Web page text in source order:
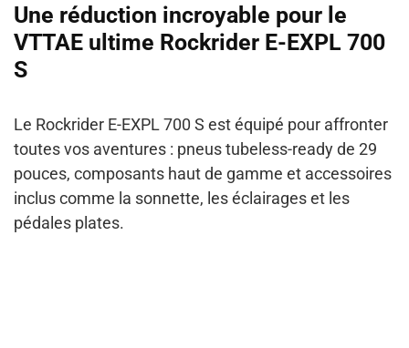
Une réduction incroyable pour le
VTTAE ultime Rockrider E-EXPL 700
S
Le Rockrider E-EXPL 700 S est équipé pour affronter
toutes vos aventures : pneus tubeless-ready de 29
pouces, composants haut de gamme et accessoires
inclus comme la sonnette, les éclairages et les
pédales plates.